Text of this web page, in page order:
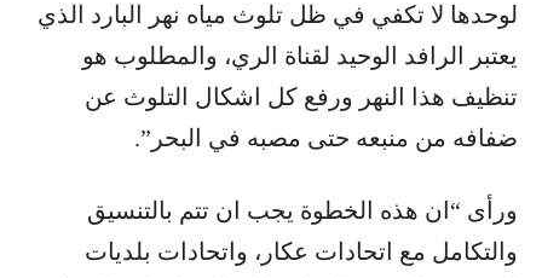
لوحدها لا تكفي في ظل تلوث مياه نهر البارد الذي
يعتبر الرافد الوحيد لقناة الري، والمطلوب هو
تنظيف هذا النهر ورفع كل اشكال التلوث عن
ضفافه من منبعه حتى مصبه في البحر”.
ورأى “ان هذه الخطوة يجب ان تتم بالتنسيق
والتكامل مع اتحادات عكار، واتحادات بلديات